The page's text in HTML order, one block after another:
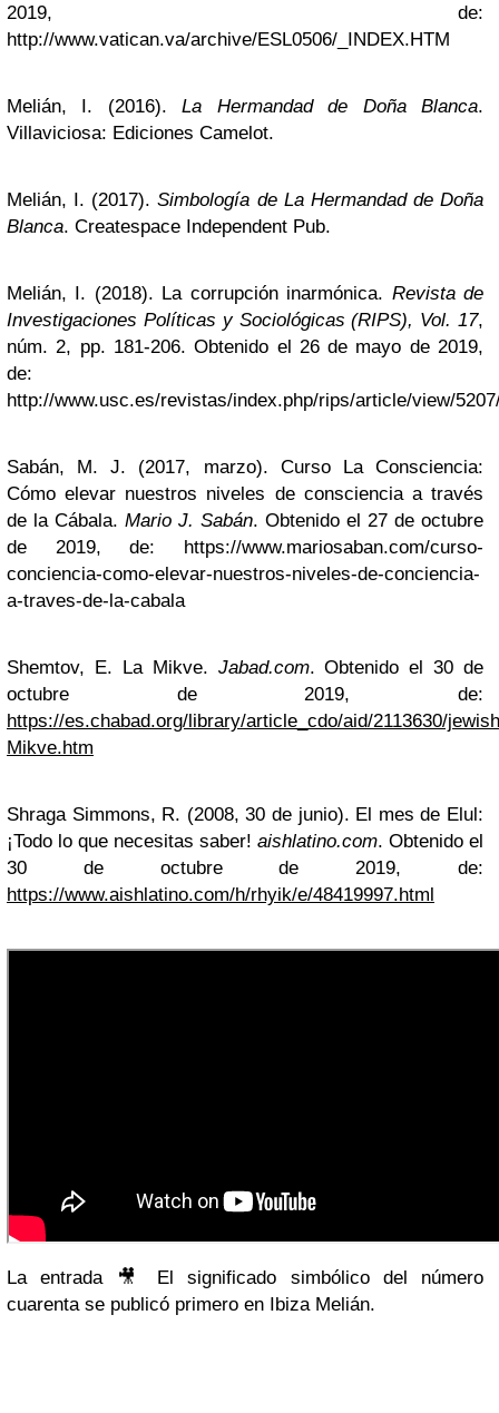
2019, de:
http://www.vatican.va/archive/ESL0506/_INDEX.HTM
Melián, I. (2016).La Hermandad de Doña Blanca.
Villaviciosa: Ediciones Camelot.
Melián, I. (2017).Simbología de La Hermandad de Doña
Blanca. Createspace Independent Pub.
Melián, I. (2018). La corrupción inarmónica. Revista de
Investigaciones Políticas y Sociológicas (RIPS), Vol. 17,
núm. 2, pp. 181-206. Obtenido el 26 de mayo de 2019,
de:
http://www.usc.es/revistas/index.php/rips/article/view/
Sabán, M. J. (2017, marzo). Curso La Consciencia:
Cómo elevar nuestros niveles de consciencia a través
de la Cábala. Mario J. Sabán. Obtenido el 27 de octubre
de 2019, de: https://www.mariosaban.com/curso-
conciencia-como-elevar-nuestros-niveles-de-conciencia-
a-traves-de-la-cabala
Shemtov, E. La Mikve. Jabad.com. Obtenido el 30 de
octubre de 2019, de:
https://es.chabad.org/library/article_cdo/aid/2113630/
Mikve.htm
Shraga Simmons, R. (2008, 30 de junio). El mes de Elul:
¡Todo lo que necesitas saber! aishlatino.com. Obtenido el
30 de octubre de 2019, de:
https://www.aishlatino.com/h/rhyik/e/48419997.html
La entrada 🎥 El significado simbólico del número
cuarenta se publicó primero en Ibiza Melián.